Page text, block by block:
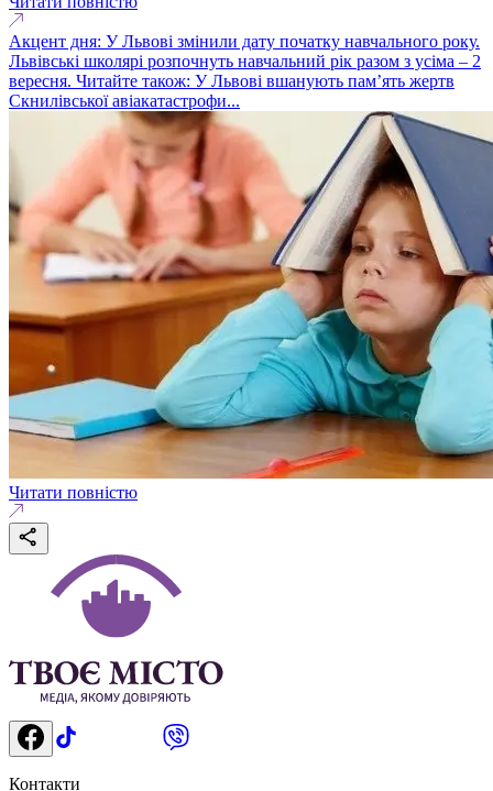
Акцент дня: У Львові змінили дату початку навчального року.
Львівські школярі розпочнуть навчальний рік разом з усіма – 2
вересня. Читайте також: У Львові вшанують пам’ять жертв
Скнилівської авіакатастрофи...
Читати повністю
Контакти